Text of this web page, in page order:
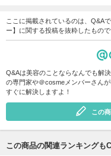
ここに掲載されているのは、Q&A
ー】に関する投稿を抜粋したもので
Q&Aは美容のことならなんでも解
の専門家や＠cosmeメンバーさん
すぐに解決しますよ！
この
この商品の関連ランキングも